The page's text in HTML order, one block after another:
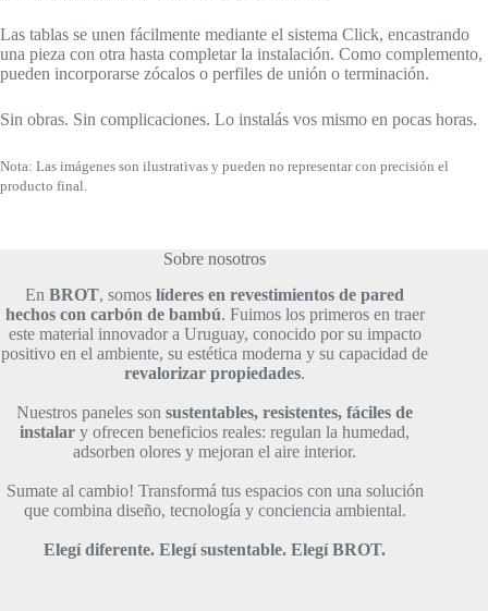
Las tablas se unen fácilmente mediante el sistema Click, encastrando
una pieza con otra hasta completar la instalación. Como complemento,
pueden incorporarse zócalos o perfiles de unión o terminación.
Sin obras. Sin complicaciones. Lo instalás vos mismo en pocas horas.
Nota: Las imágenes son ilustrativas y pueden no representar con precisión el
producto final.
Sobre nosotros
EnBROT, somoslíderes en revestimientos de pared
hechos con carbón de bambú. Fuimos los primeros en traer
este material innovador a Uruguay, conocido por su impacto
positivo en el ambiente, su estética moderna y su capacidad de
revalorizar propiedades.
Nuestros paneles sonsustentables, resistentes, fáciles de
instalar y ofrecen beneficios reales: regulan la humedad,
adsorben olores y mejoran el aire interior.
Sumate al cambio! Transformá tus espacios con una solución
que combina diseño, tecnología y conciencia ambiental.
Elegí diferente. Elegí sustentable. Elegí BROT.